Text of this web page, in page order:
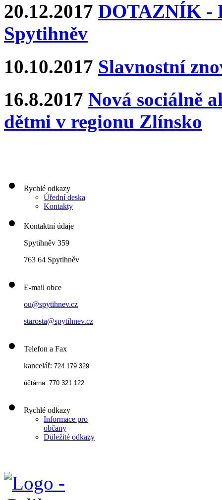
20.12.2017 DOTAZNÍK -
Spytihněv
10.10.2017 Slavnostní
16.8.2017 Nová sociálně
dětmi v regionu Zlínsko
Rychlé odkazy
Úřední deska
Kontakty
Kontaktní údaje
Spytihněv 359
763 64 Spytihněv
E-mail obce
ou@spytihnev.cz
starosta@spytihnev.cz
Telefon a Fax
kancelář: 724 179 329
účtárna: 770 321 122
Rychlé odkazy
Informace pro
občany
Důležité odkazy